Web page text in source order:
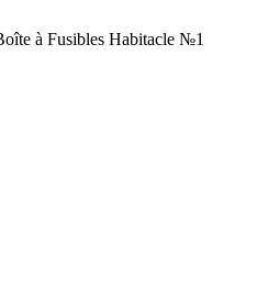
à Fusibles Habitacle №1